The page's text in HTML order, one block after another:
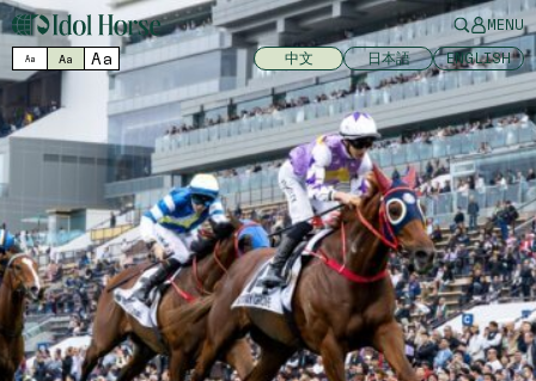
MENU
Aa Aa Aa 中文 日本語 ENGLISH